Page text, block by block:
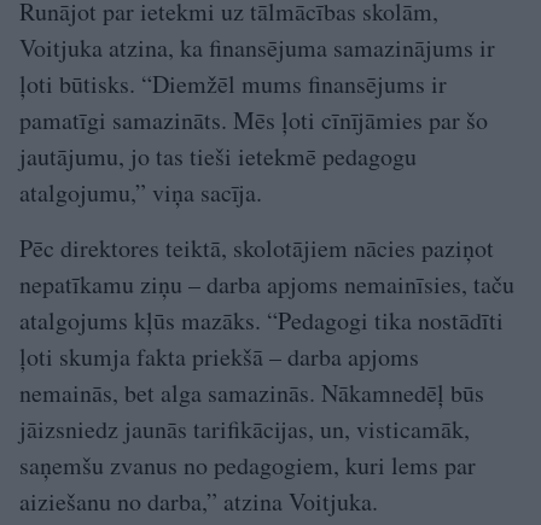
Runājot par ietekmi uz tālmācības skolām,
Voitjuka atzina, ka finansējuma samazinājums ir
ļoti būtisks. “Diemžēl mums finansējums ir
pamatīgi samazināts. Mēs ļoti cīnījāmies par šo
jautājumu, jo tas tieši ietekmē pedagogu
atalgojumu,” viņa sacīja.
Pēc direktores teiktā, skolotājiem nācies paziņot
nepatīkamu ziņu – darba apjoms nemainīsies, taču
atalgojums kļūs mazāks. “Pedagogi tika nostādīti
ļoti skumja fakta priekšā – darba apjoms
nemainās, bet alga samazinās. Nākamnedēļ būs
jāizsniedz jaunās tarifikācijas, un, visticamāk,
saņemšu zvanus no pedagogiem, kuri lems par
aiziešanu no darba,” atzina Voitjuka.